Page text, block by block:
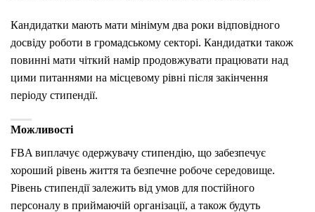
Кандидатки мають мати мінімум два роки відповідного
досвіду роботи в громадському секторі. Кандидатки також
повинні мати чіткий намір продовжувати працювати над
цими питаннями на місцевому рівні після закінчення
періоду стипендії.
Можливості
FBA виплачує одержувачу стипендію, що забезпечує
хороший рівень життя та безпечне робоче середовище.
Рівень стипендії залежить від умов для постійного
персоналу в приймаючій організації, а також будуть